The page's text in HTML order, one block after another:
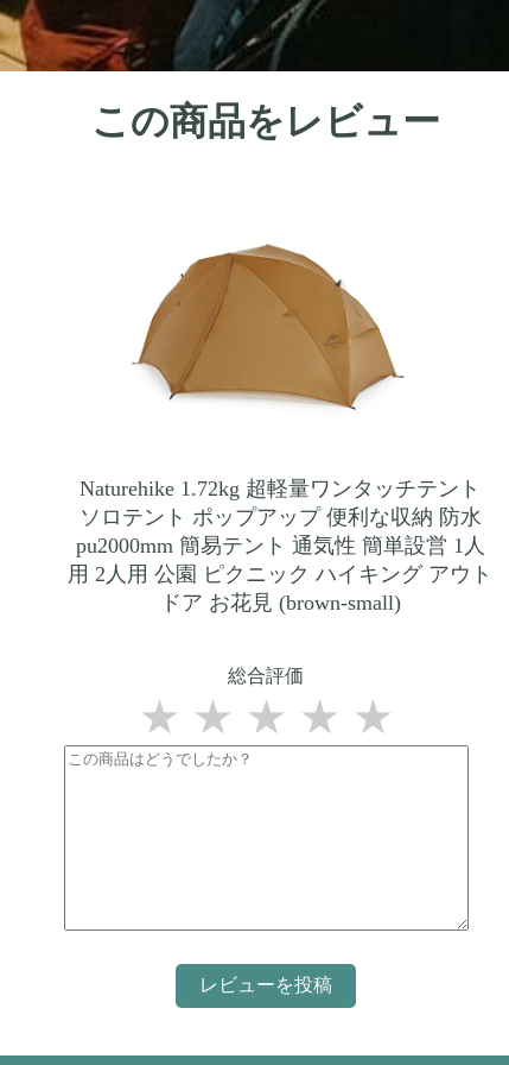
この商品をレビュー
Naturehike 1.72kg 超軽量ワンタッチテント
ソロテント ポップアップ 便利な収納 防水
pu2000mm 簡易テント 通気性 簡単設営 1人
用 2人用 公園 ピクニック ハイキング アウト
ドア お花見 (brown-small)
総合評価
★
★
★
★
★